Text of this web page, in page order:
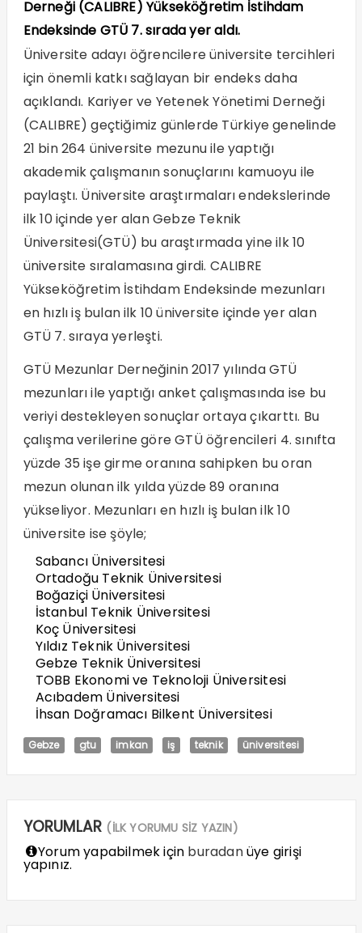
Derneği (CALIBRE) Yükseköğretim İstihdam
Endeksinde GTÜ 7. sırada yer aldı.
Üniversite adayı öğrencilere üniversite tercihleri
için önemli katkı sağlayan bir endeks daha
açıklandı. Kariyer ve Yetenek Yönetimi Derneği
(CALIBRE) geçtiğimiz günlerde Türkiye genelinde
21 bin 264 üniversite mezunu ile yaptığı
akademik çalışmanın sonuçlarını kamuoyu ile
paylaştı. Üniversite araştırmaları endekslerinde
ilk 10 içinde yer alan Gebze Teknik
Üniversitesi(GTÜ) bu araştırmada yine ilk 10
üniversite sıralamasına girdi. CALIBRE
Yükseköğretim İstihdam Endeksinde mezunları
en hızlı iş bulan ilk 10 üniversite içinde yer alan
GTÜ 7. sıraya yerleşti.
GTÜ Mezunlar Derneğinin 2017 yılında GTÜ
mezunları ile yaptığı anket çalışmasında ise bu
veriyi destekleyen sonuçlar ortaya çıkarttı. Bu
çalışma verilerine göre GTÜ öğrencileri 4. sınıfta
yüzde 35 işe girme oranına sahipken bu oran
mezun olunan ilk yılda yüzde 89 oranına
yükseliyor. Mezunları en hızlı iş bulan ilk 10
üniversite ise şöyle;
Sabancı Üniversitesi
Ortadoğu Teknik Üniversitesi
Boğaziçi Üniversitesi
İstanbul Teknik Üniversitesi
Koç Üniversitesi
Yıldız Teknik Üniversitesi
Gebze Teknik Üniversitesi
TOBB Ekonomi ve Teknoloji Üniversitesi
Acıbadem Üniversitesi
İhsan Doğramacı Bilkent Üniversitesi
Gebze gtu imkan iş teknik üniversitesi
YORUMLAR (İLK YORUMU SİZ YAZIN)
Yorum yapabilmek için buradanüye girişi
yapınız.